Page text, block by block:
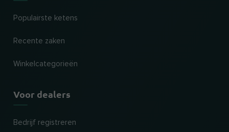
Populairste ketens
Recente zaken
Winkelcategorieën
Voor dealers
Bedrijf registreren